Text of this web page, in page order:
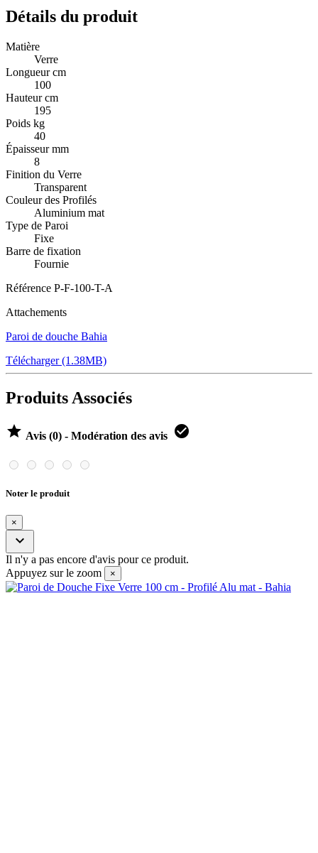
Détails du produit
Matière
Verre
Longueur cm
100
Hauteur cm
195
Poids kg
40
Épaisseur mm
8
Finition du Verre
Transparent
Couleur des Profilés
Aluminium mat
Type de Paroi
Fixe
Barre de fixation
Fournie
Référence P-F-100-T-A
Attachements
Paroi de douche Bahia
Télécharger (1.38MB)
Produits Associés
 Avis (0) - Modération des avis 
Noter le produit
×

Il n'y a pas encore d'avis pour ce produit.
Appuyez sur le zoom
×